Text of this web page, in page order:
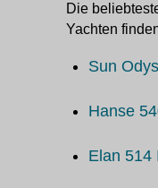
Die
Yachten
Sun
Hanse
Elan 514